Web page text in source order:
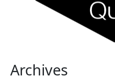
Archives